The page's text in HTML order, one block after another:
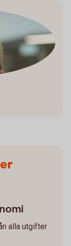
alla utgifter